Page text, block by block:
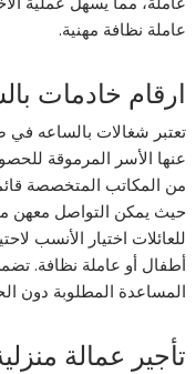
عاملة نظافة مهنية.
ارقام خادمات
تعتبر شغالات بالساعه في
عنها الأسر المرموقة
من المكاتب المتخصصة
حيث يمكن التواصل معهن
للعائلات اختيار الأنسب
أطفال أو عاملة نظافة.
المساعدة المطلوبة دون
تأجير عمالة